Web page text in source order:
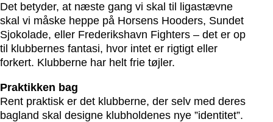
Det betyder, at næste gang vi skal til ligastævne
skal vi måske heppe på Horsens Hooders, Sundet
Sjokolade, eller Frederikshavn Fighters – det er op
til klubbernes fantasi, hvor intet er rigtigt eller
forkert. Klubberne har helt frie tøjler.
Praktikken bag
Rent praktisk er det klubberne, der selv med deres
bagland skal designe klubholdenes nye ”identitet”.